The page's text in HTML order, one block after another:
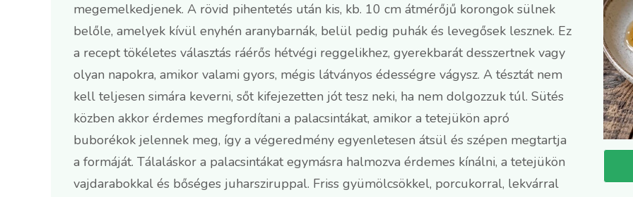
megemelkedjenek. A rövid pihentetés után kis, kb. 10 cm átmérőjű korongok sülnek
belőle, amelyek kívül enyhén aranybarnák, belül pedig puhák és levegősek lesznek. Ez
a recept tökéletes választás ráérős hétvégi reggelikhez, gyerekbarát desszertnek vagy
olyan napokra, amikor valami gyors, mégis látványos édességre vágysz. A tésztát nem
kell teljesen simára keverni, sőt kifejezetten jót tesz neki, ha nem dolgozzuk túl. Sütés
közben akkor érdemes megfordítani a palacsintákat, amikor a tetejükön apró
buborékok jelennek meg, így a végeredmény egyenletesen átsül és szépen megtartja
a formáját. Tálaláskor a palacsintákat egymásra halmozva érdemes kínálni, a tetejükön
vajdarabokkal és bőséges juharsziruppal. Friss gyümölcsökkel, porcukorral, lekvárral